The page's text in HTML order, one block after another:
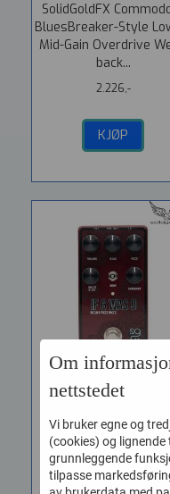
SolidGoldFX
BluesBreaker-Style
Mid-Gain Overdrive
back...
2.226,-
KJØP
MkII ...
Vare nr. SG-IF6WAS9II
If 6 Was 9 MKII
Om
nettstedet
Vi bruker egne og
(cookies) og
grunnleggende
tilpasse